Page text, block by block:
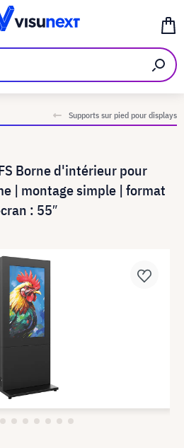
Supports sur pied pour displays
Borne d'intérieur pour
| montage simple | format
: 55″